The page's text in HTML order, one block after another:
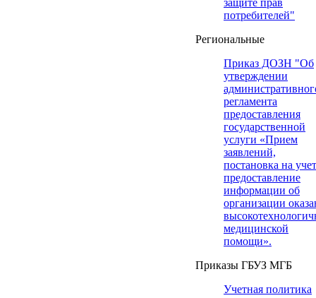
защите прав
потребителей"
Региональные
Приказ ДОЗН "Об
утверждении
регламента
предоставления
государственной
услуги «Прием
заявлений,
постановка на
предоставление
информации об
организации
медицинской
помощи».
Приказы ГБУЗ МГБ
Учетная политика